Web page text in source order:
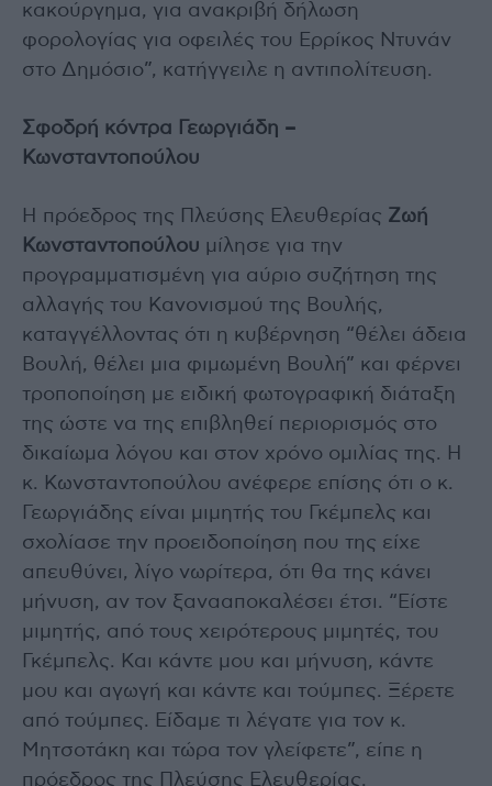
κακούργημα, για ανακριβή δήλωση
φορολογίας για οφειλές του Ερρίκος Ντυνάν
στο Δημόσιο”, κατήγγειλε η αντιπολίτευση.
Σφοδρή κόντρα Γεωργιάδη –
Κωνσταντοπούλου
Η πρόεδρος της Πλεύσης Ελευθερίας Ζωή
Κωνσταντοπούλου μίλησε για την
προγραμματισμένη για αύριο συζήτηση της
αλλαγής του Κανονισμού της Βουλής,
καταγγέλλοντας ότι η κυβέρνηση “θέλει άδεια
Βουλή, θέλει μια φιμωμένη Βουλή” και φέρνει
τροποποίηση με ειδική φωτογραφική διάταξη
της ώστε να της επιβληθεί περιορισμός στο
δικαίωμα λόγου και στον χρόνο ομιλίας της. Η
κ. Κωνσταντοπούλου ανέφερε επίσης ότι ο κ.
Γεωργιάδης είναι μιμητής του Γκέμπελς και
σχολίασε την προειδοποίηση που της είχε
απευθύνει, λίγο νωρίτερα, ότι θα της κάνει
μήνυση, αν τον ξανααποκαλέσει έτσι. “Είστε
μιμητής, από τους χειρότερους μιμητές, του
Γκέμπελς. Και κάντε μου και μήνυση, κάντε
μου και αγωγή και κάντε και τούμπες. Ξέρετε
από τούμπες. Είδαμε τι λέγατε για τον κ.
Μητσοτάκη και τώρα τον γλείφετε”, είπε η
πρόεδρος της Πλεύσης Ελευθερίας.